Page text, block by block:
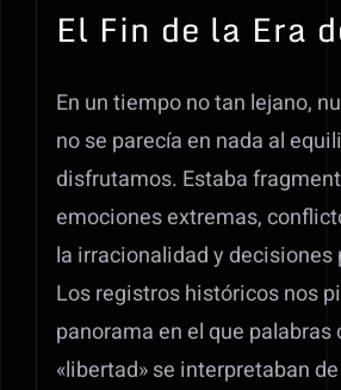
El Fin de la Era
En un tiempo no tan lejano,
no se parecía en nada al
disfrutamos. Estaba
emociones extremas,
la irracionalidad y
Los registros históricos nos
panorama en el que palabras
«libertad» se interpretaban